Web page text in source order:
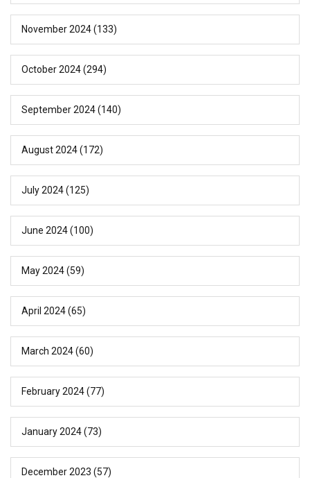
November 2024(133)
October 2024(294)
September 2024(140)
August 2024(172)
July 2024(125)
June 2024(100)
May 2024(59)
April 2024(65)
March 2024(60)
February 2024(77)
January 2024(73)
December 2023 (57)